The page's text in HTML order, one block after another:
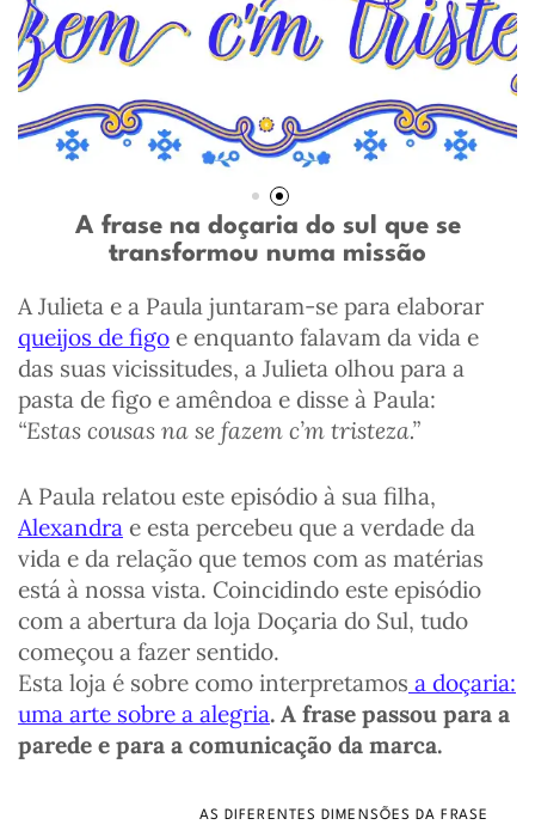
A frase na doçaria do sul que se
transformou numa missão
A Julieta e a Paula juntaram-se para elaborar
queijos de figo e enquanto falavam da vida e
das suas vicissitudes, a Julieta olhou para a
pasta de figo e amêndoa e disse à Paula:
“Estas cousas na se fazem c’m tristeza.”
A Paula relatou este episódio à sua filha,
Alexandra e esta percebeu que a verdade da
vida e da relação que temos com as matérias
está à nossa vista. Coincidindo este episódio
com a abertura da loja Doçaria do Sul, tudo
começou a fazer sentido.
Esta loja é sobre como interpretamos a doçaria:
uma arte sobre a alegria. A frase passou para a
parede e para a comunicação da marca.
AS DIFERENTES DIMENSÕES DA FRASE